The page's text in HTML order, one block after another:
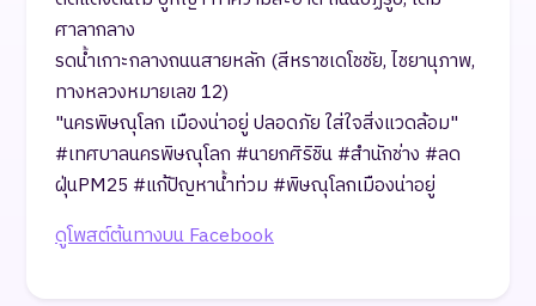
ศาลากลาง
รดน้ำเกาะกลางถนนสายหลัก (สีหราชเดโชชัย, ไชยานุภาพ,
ทางหลวงหมายเลข 12)
"นครพิษณุโลก เมืองน่าอยู่ ปลอดภัย ใส่ใจสิ่งแวดล้อม"
#เทศบาลนครพิษณุโลก #นายกศิริชิน #สำนักช่าง #ลด
ฝุ่นPM25 #แก้ปัญหาน้ำท่วม #พิษณุโลกเมืองน่าอยู่
ดูโพสต์ต้นทางบน Facebook